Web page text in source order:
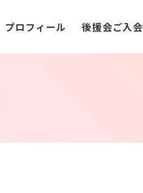
プロフィール 後援会ご入会